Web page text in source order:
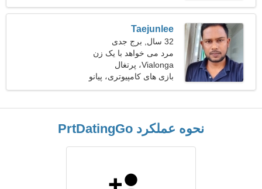
Taejunlee
32 سال, برج جدی
مرد می خواهد با یک زن
ملاقات کند 23-29
Vialonga، پرتغال
بازی های کامپیوتری، پیانو
زدن
نحوه عملکرد PrtDatingGo